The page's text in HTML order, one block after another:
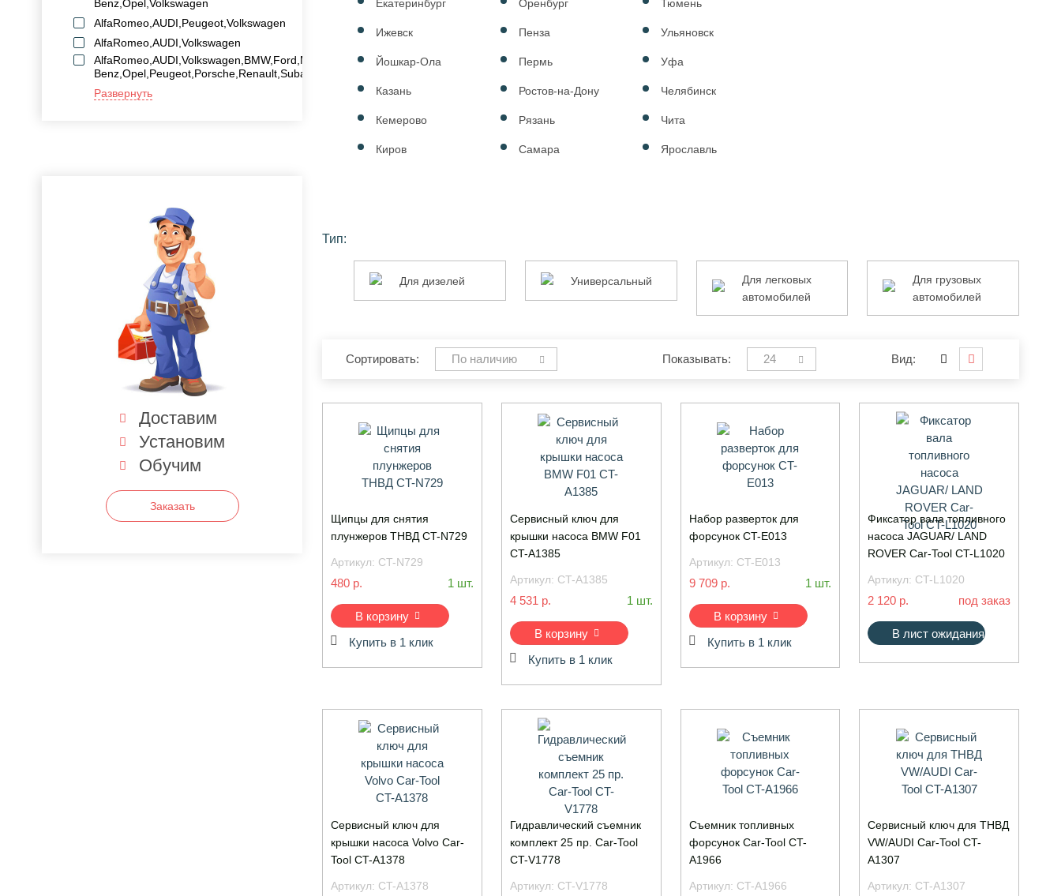
Benz,Opel,Volkswagen
AlfaRomeo,AUDI,Peugeot,Volkswagen
AlfaRomeo,AUDI,Volkswagen
AlfaRomeo,AUDI,Volkswagen,BMW,Ford,MAZDA,Mercedes-
Benz,Opel,Peugeot,Porsche,Renault,Subaru,Volvo
Развернуть
Доставим
Установим
Обучим
Заказать
Екатеринбург
Ижевск
Йошкар-Ола
Казань
Кемерово
Киров
Оренбург
Пенза
Пермь
Ростов-на-Дону
Рязань
Самара
Тюмень
Ульяновск
Уфа
Челябинск
Чита
Ярославль
Тип:
дизелей
Для дизелей
Универсальный
легковых
автомобилей
Для легковых
автомобилей
грузовых
автомобилей
Для грузовых
автомобилей
Сортировать: По наличию Показывать: 24 Вид:
Щипцы для снятия
плунжеров ТНВД CT-N729
Артикул: CT-N729
480 р. 1 шт.
В корзину
Купить в 1 клик
Сервисный ключ для
крышки насоса BMW F01
CT-A1385
Артикул: CT-A1385
4 531 р. 1 шт.
В корзину
Купить в 1 клик
Набор разверток для
форсунок CT-E013
Артикул: CT-E013
9 709 р. 1 шт.
В корзину
Купить в 1 клик
Фиксатор вала топливного
насоса JAGUAR/ LAND
ROVER Car-Tool CT-L1020
Артикул: CT-L1020
2 120 р. под заказ
В лист ожидания
Сервисный ключ для
крышки насоса Volvo Car-
Tool CT-A1378
Артикул: CT-A1378
Гидравлический съемник
комплект 25 пр. Car-Tool
CT-V1778
Артикул: CT-V1778
Съемник топливных
форсунок Car-Tool CT-
A1966
Артикул: CT-A1966
Сервисный ключ для ТНВД
VW/AUDI Car-Tool CT-
A1307
Артикул: CT-A1307